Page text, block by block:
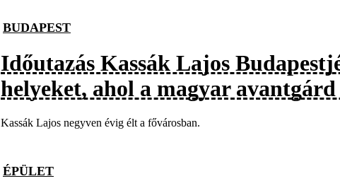
BUDAPEST
Időutazás Kassák Lajos
helyeket, ahol a magyar
Kassák Lajos negyven évig élt a fővárosban.
ÉPÜLET